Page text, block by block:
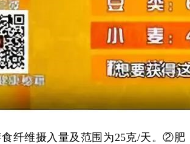
纤维摄入量及范围为25克/天。②肥